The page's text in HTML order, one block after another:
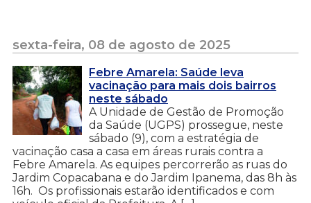
sexta-feira, 08 de agosto de 2025
Febre Amarela: Saúde leva
vacinação para mais dois bairros
neste sábado
A Unidade de Gestão de Promoção
da Saúde (UGPS) prossegue, neste
sábado (9), com a estratégia de
vacinação casa a casa em áreas rurais contra a
Febre Amarela. As equipes percorrerão as ruas do
Jardim Copacabana e do Jardim Ipanema, das 8h às
16h. Os profissionais estarão identificados e com